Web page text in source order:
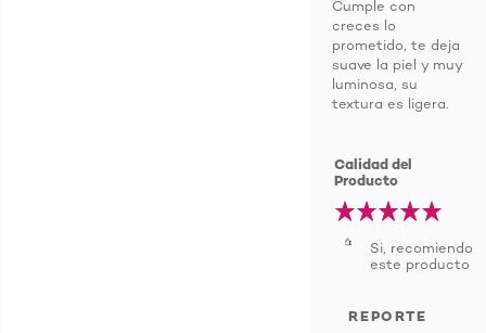
Cumple con
creces lo
prometido, te deja
suave la piel y muy
luminosa, su
textura es ligera.
Calidad del
Producto
Si, recomiendo
este producto
REPORTE